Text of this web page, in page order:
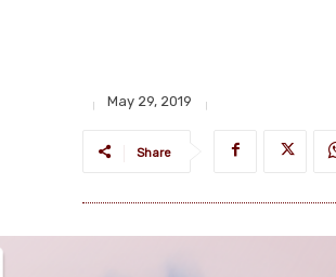
May 29, 2019
Share